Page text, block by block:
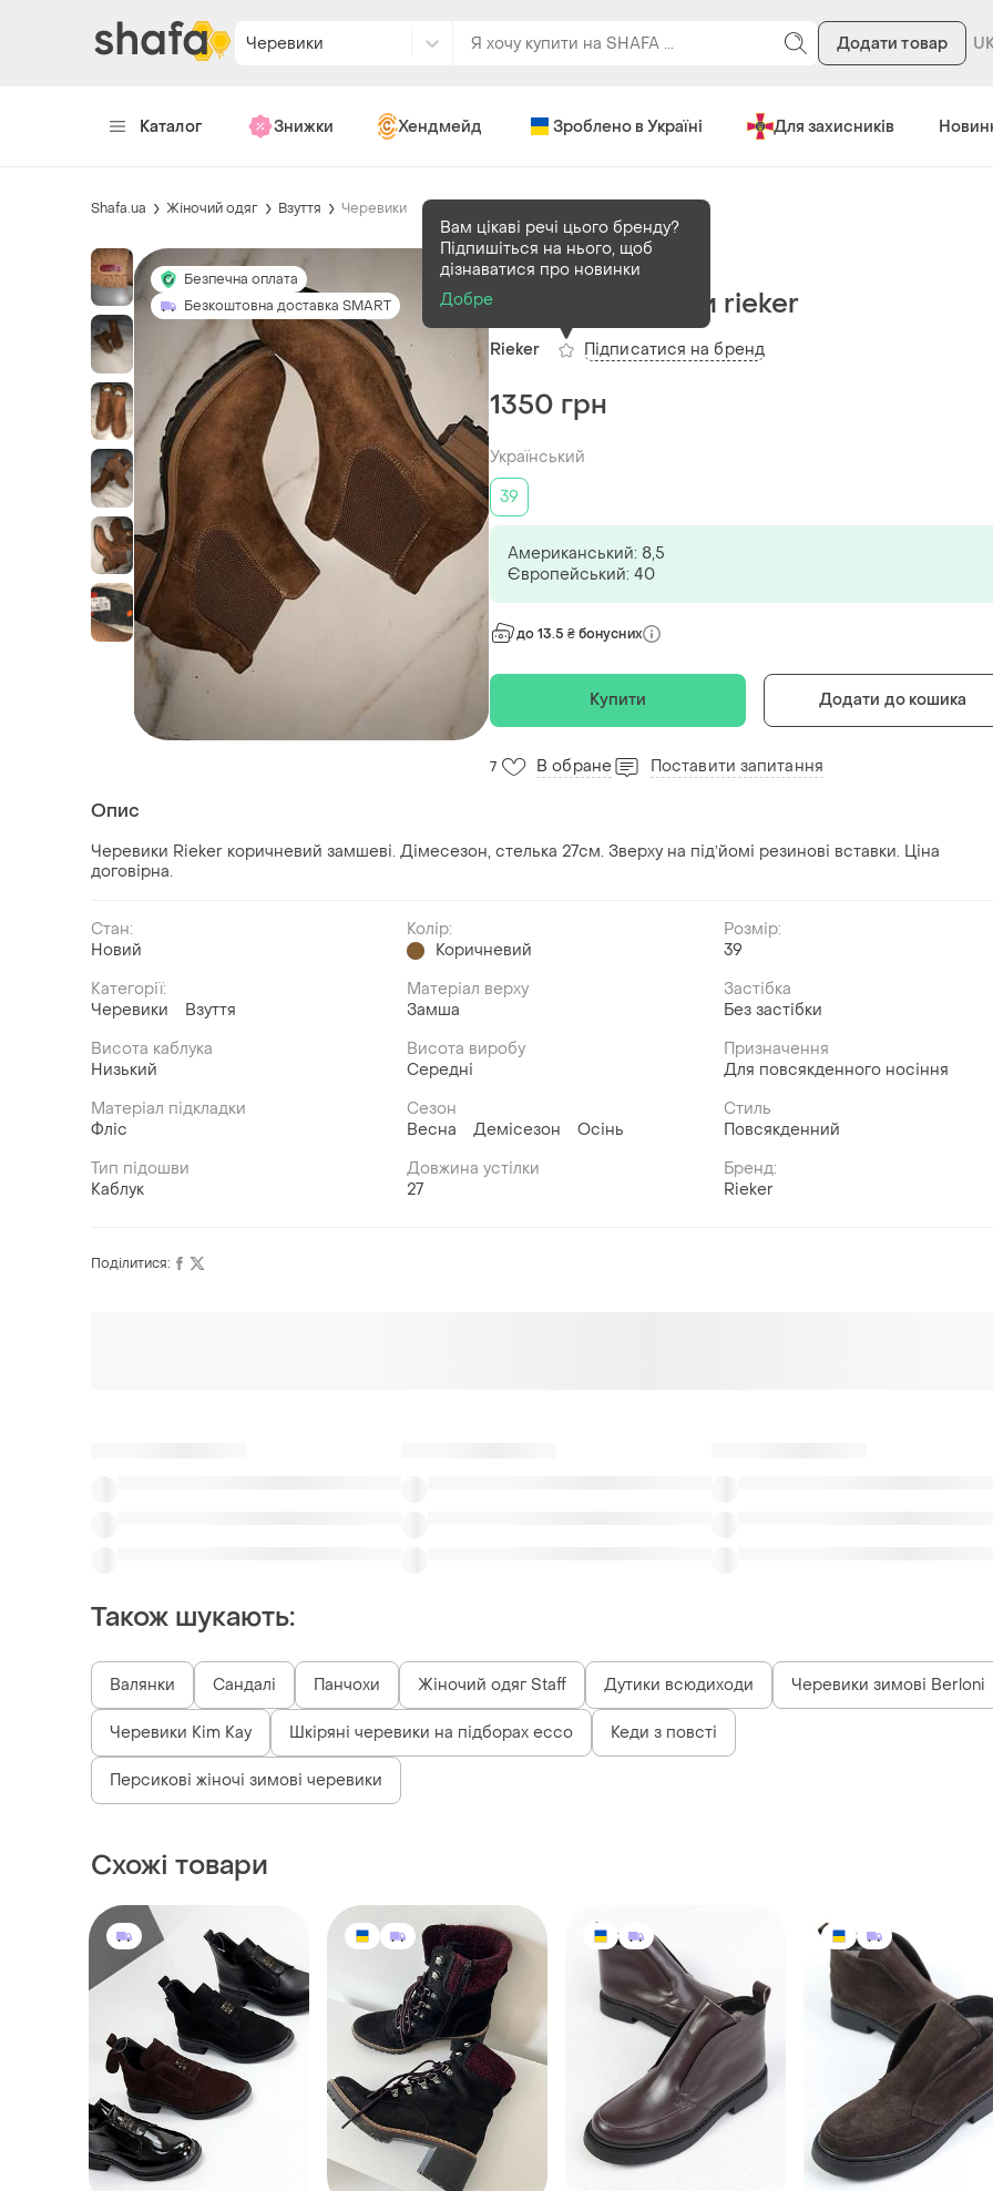
Черевики Додати товар
Каталог Знижки Хендмейд Зроблено в Україні Для захисників
Shafa.ua Жіночий одяг Взуття Черевики
Безпечна оплата
Безкоштовна доставка SMART
В наявності1 шт
Жіночі черевики rieker
Rieker
Вам цікаві речі цього бренду?
Підпишіться на нього, щоб
дізнаватися про новинки
Добре
Підписатися на бренд
1350 грн
Український
39
Американський: 8,5
Європейський: 40
до 13.5 ₴ бонусних
Купити Додати до кошика
7 В обране Поставити запитання
Опис
Черевики Rieker коричневий замшеві. Дімесезон, стелька 27см. Зверху на підʼйомі резинові вставки. Ціна
договірна.
Стан:
Новий
Колір:
Коричневий
Розмір:
39
Категорії:
Черевики
Взуття
Матеріал верху
Замша
Застібка
Без застібки
Висота каблука
Низький
Висота виробу
Середні
Призначення
Для повсякденного носіння
Матеріал підкладки
Фліс
Сезон
Весна
Демісезон Осінь
Стиль
Повсякденний
Тип підошви
Каблук
Довжина устілки
27
Бренд:
Rieker
Поділитися:
Персикові жіночі зимові черевики
Схожі товари
1990 грн
Жіночі демісезонні
черевики
UA 36 і ще 5
1280 грн 2
Теплі жіночі черевики 39 р
UA 39
2597 грн 0
2598 грн -1%
Коричневі шкіряні короткі
жіночі зимові черевики
і ще
2598 грн
Коричневі замшеві
черевики жіночі короткі
UA 36 і ще 3